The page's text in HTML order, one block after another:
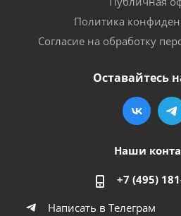
Политика
Согласие на обработку
Оставайтесь
Наши
+7 (495)
Написать в Телеграм